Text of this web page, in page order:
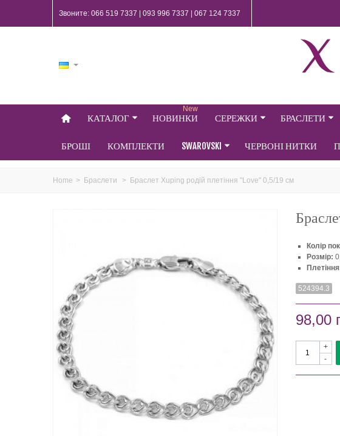
Звоните: 066 519 7337 | 093 996 7337 | 067 124 7337
КАТАЛОГ НОВИНКИ
New
СЕРЕЖКИ БРАСЛЕТИ
БРОШІ КОМПЛЕКТИ SWAROVSKI ЧЕРВОНІ НИТКИ
Home > Браслети > Браслет Xuping родій плетіння "Love" 0,5/19 см
Колір
Розмір:
524394.3
98,00
-
+